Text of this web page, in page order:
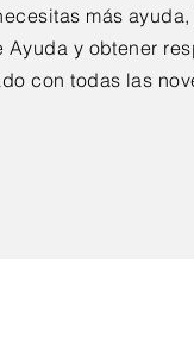
más
y obtener
con todas las